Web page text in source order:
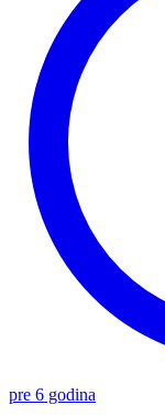
pre 6 godina